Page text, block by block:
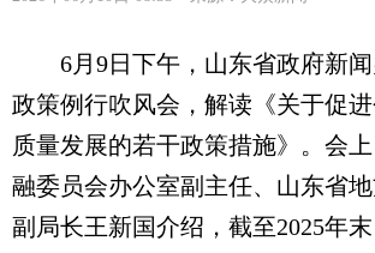
6月9日下午，山东省政府新闻
政策例行吹风会，解读《关于促
质量发展的若干政策措施》。会
融委员会办公室副主任、山东省
副局长王新国介绍，截至2025年